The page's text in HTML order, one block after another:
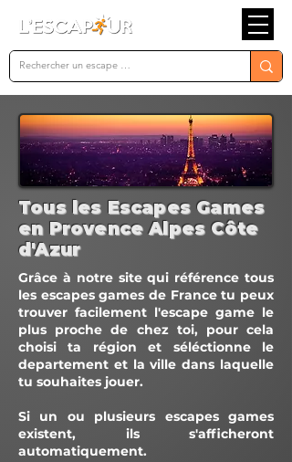
Tous les Escapes Games
en Provence Alpes Côte
d'Azur
Grâce à notre site qui référence tous
les escapes games de France tu peux
trouver facilement l'escape game le
plus proche de chez toi, pour cela
choisi ta région et séléctionne le
departement et la ville dans laquelle
tu souhaites jouer.
Si un ou plusieurs escapes games
existent, ils s'afficheront
automatiquement.